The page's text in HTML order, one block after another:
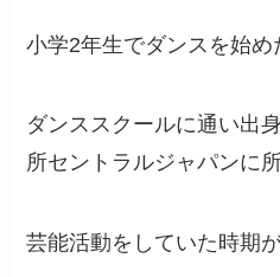
小学2年生でダンスを始め
ダンススクールに通い出
所セントラルジャパンに所
芸能活動をしていた時期